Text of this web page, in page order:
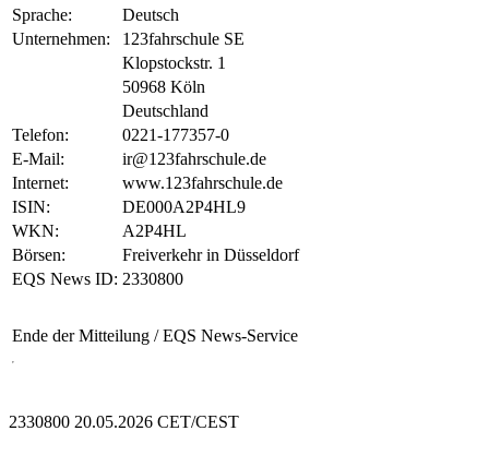
Sprache:
Deutsch
Unternehmen:
123fahrschule SE
Klopstockstr. 1
50968 Köln
Deutschland
Telefon:
0221-177357-0
E-Mail:
ir@123fahrschule.de
Internet:
www.123fahrschule.de
ISIN:
DE000A2P4HL9
WKN:
A2P4HL
Börsen:
Freiverkehr in Düsseldorf
EQS News ID: 2330800
Ende der Mitteilung / EQS News-Service
2330800 20.05.2026 CET/CEST